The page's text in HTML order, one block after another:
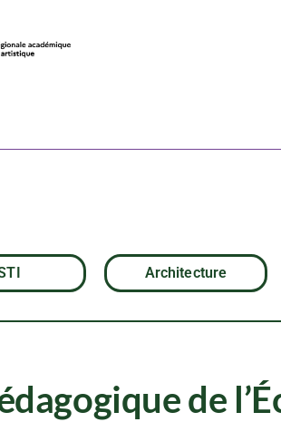
offre
Architecture
de